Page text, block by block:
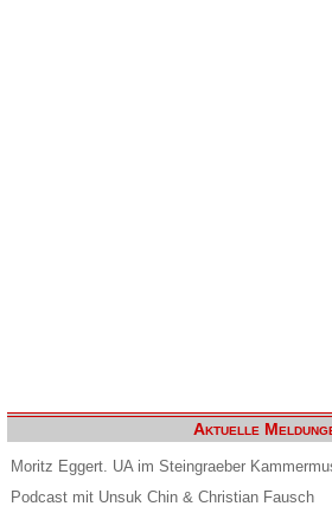
Aktuelle
Moritz Eggert. UA im Steingraeber
Podcast mit Unsuk Chin & Christian Fausch